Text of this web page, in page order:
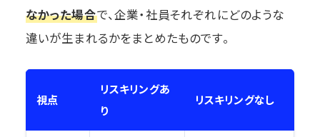
なかった場合で、企業・社員それぞれにどのような
違いが生まれるかをまとめたものです。
視点
リスキリングあ
り
リスキリングなし